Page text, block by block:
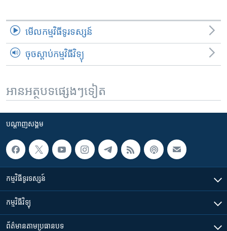
មើល​កម្មវិធី​ទូរទស្សន៍
ចុចស្តាប់កម្មវិធីវិទ្យុ
អានអត្ថបទផ្សេងៗទៀត
បណ្តាញ​សង្គម
កម្មវិធី​ទូរទស្សន៍
កម្មវិធី​វិទ្យុ
ព័ត៌មាន​តាមប្រធានបទ​